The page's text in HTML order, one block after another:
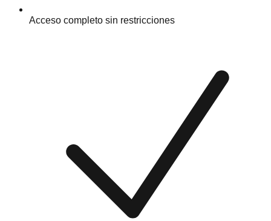
Acceso completo sin restricciones